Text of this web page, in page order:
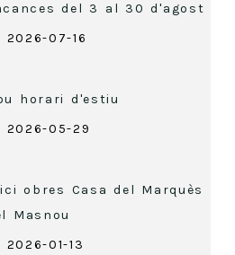
del 3 al 30 d'agost
2026-07-16
horari d'estiu
2026-05-29
obres Casa del Marquès
Masnou
2026-01-13